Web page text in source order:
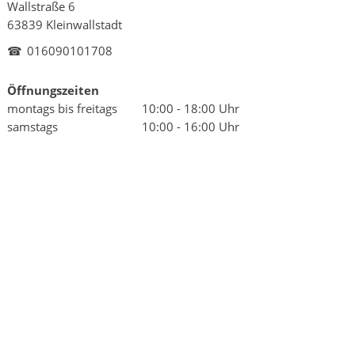
Wallstraße 6
63839 Kleinwallstadt
☎ 016090101708
Öffnungszeiten
montags bis freitags
10:00 - 18:00 Uhr
samstags
10:00 - 16:00 Uhr